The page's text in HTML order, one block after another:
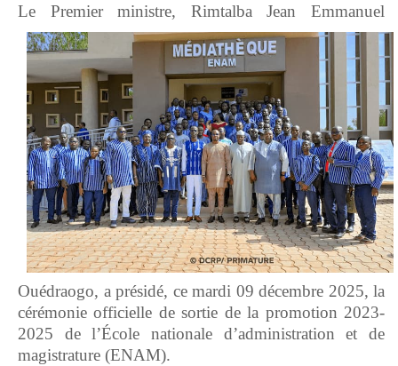
Le Premier ministre, Rimtalba Jean Emmanuel
Ouédraogo, a présidé, ce mardi 09 décembre 2025, la
cérémonie officielle de sortie de la promotion 2023-
2025 de l’École nationale d’administration et de
magistrature (ENAM).